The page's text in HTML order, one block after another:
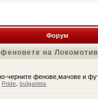
Форум
на
черните фенове,мачове и
Pride bulgarista